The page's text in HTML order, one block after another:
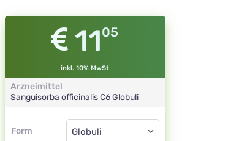
1105
inkl. 10% MwSt
Arzneimittel
Sanguisorba officinalisC6 Globuli
Form
Form